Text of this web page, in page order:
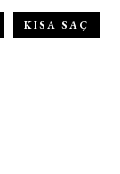
KISA SAÇ